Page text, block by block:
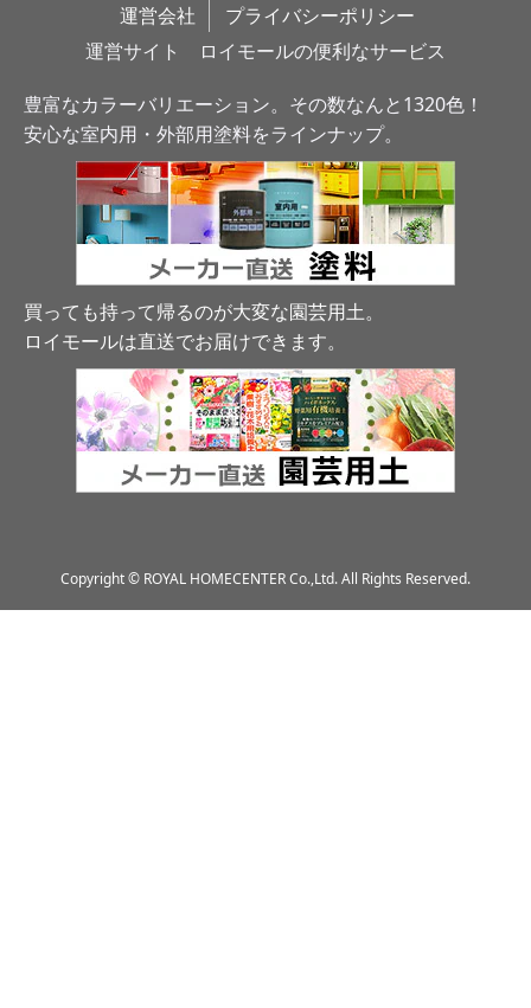
運営会社
プライバシーポリシー
運営サイト　ロイモールの便利なサービス
豊富なカラーバリエーション。その数なんと1320色！
安心な室内用・外部用塗料をラインナップ。
買っても持って帰るのが大変な園芸用土。
ロイモールは直送でお届けできます。
Copyright © ROYAL HOMECENTER Co.,Ltd. All Rights Reserved.